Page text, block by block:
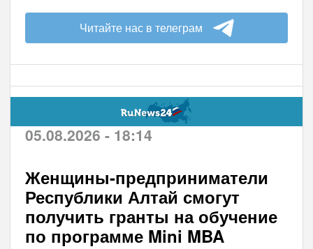
Читайте нас в телеграм
05.08.2026 - 18:14
Женщины-предприниматели
Республики Алтай смогут
получить гранты на обучение
по программе Mini MBA